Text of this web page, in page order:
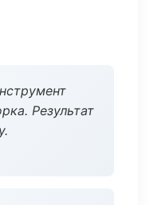
Результат